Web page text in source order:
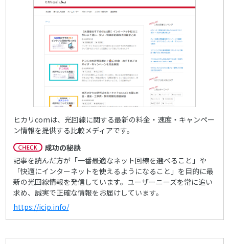
ヒカリcomは、光回線に関する最新の料金・速度・キャンペー
ン情報を提供する比較メディアです。
成功の秘訣
記事を読んだ方が「一番最適なネット回線を選べること」や
「快適にインターネットを使えるようになること」を目的に最
新の光回線情報を発信しています。ユーザーニーズを常に追い
求め、誠実で正確な情報をお届けしています。
https://icip.info/